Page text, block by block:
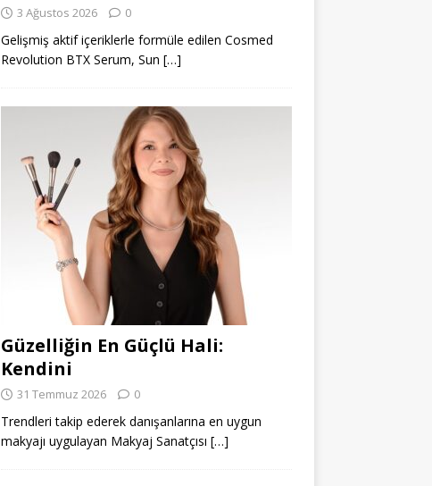
3 Ağustos 2026 0
Gelişmiş aktif içeriklerle formüle edilen Cosmed
Revolution BTX Serum, Sun […]
Güzelliğin En Güçlü Hali:
Kendini
31 Temmuz 2026 0
Trendleri takip ederek danışanlarına en uygun
makyajı uygulayan Makyaj Sanatçısı […]